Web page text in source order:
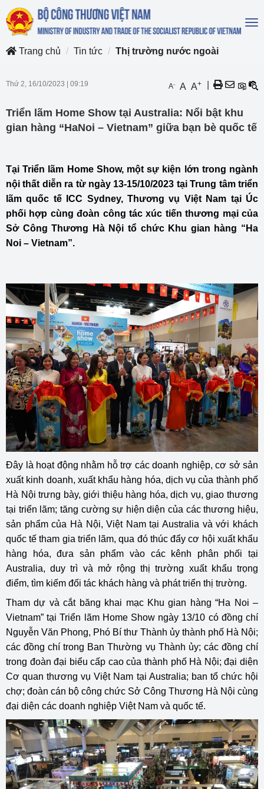
Trang chủ
Tin tức Thị trường nước ngoài
Thứ 2, 16/10/2023 09:19 A- A A+
Triển lãm Home Show tại Australia: Nổi bật khu
gian hàng “HaNoi – Vietnam” giữa bạn bè quốc tế
Tại Triển lãm Home Show, một sự kiện lớn trong ngành
nội thất diễn ra từ ngày 13-15/10/2023 tại Trung tâm triển
lãm quốc tế ICC Sydney, Thương vụ Việt Nam tại Úc
phối hợp cùng đoàn công tác xúc tiến thương mại của
Sở Công Thương Hà Nội tổ chức Khu gian hàng “Ha
Noi – Vietnam”.
Đây là hoạt động nhằm hỗ trợ các doanh nghiệp, cơ sở sản
xuất kinh doanh, xuất khẩu hàng hóa, dịch vụ của thành phố
Hà Nội trưng bày, giới thiệu hàng hóa, dịch vụ, giao thương
tại triển lãm; tăng cường sự hiện diện của các thương hiệu,
sản phẩm của Hà Nội, Việt Nam tại Australia và với khách
quốc tế tham gia triển lãm, qua đó thúc đẩy cơ hội xuất khẩu
hàng hóa, đưa sản phẩm vào các kênh phân phối tại
Australia, duy trì và mở rộng thị trường xuất khẩu trọng
điểm, tìm kiếm đối tác khách hàng và phát triển thị trường.
Tham dự và cắt băng khai mạc Khu gian hàng “Ha Noi –
Vietnam” tại Triển lãm Home Show ngày 13/10 có đồng chí
Nguyễn Văn Phong, Phó Bí thư Thành ủy thành phố Hà Nội;
các đồng chí trong Ban Thường vụ Thành ủy; các đồng chí
trong đoàn đại biểu cấp cao của thành phố Hà Nội; đại diện
Cơ quan thương vụ Việt Nam tại Australia; ban tổ chức hội
chợ; đoàn cán bộ công chức Sở Công Thương Hà Nội cùng
đại diện các doanh nghiệp Việt Nam và quốc tế.